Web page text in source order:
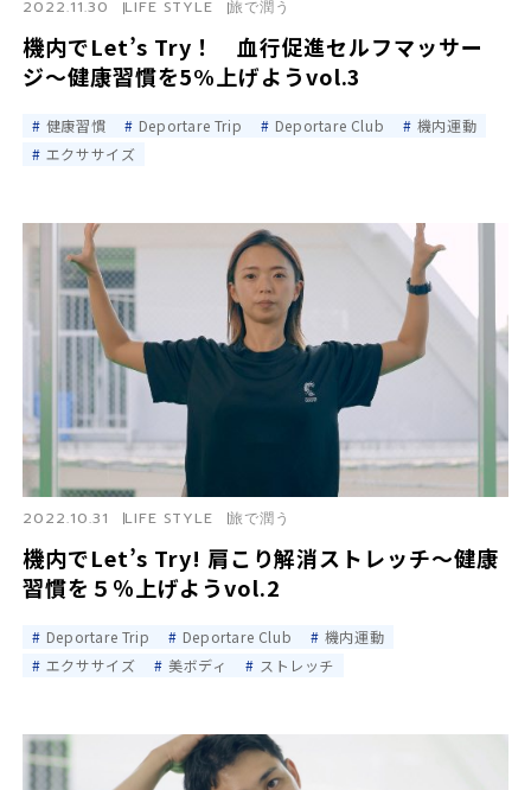
機内でLet’s Try！ 血行促進セルフマッサー
ジ〜健康習慣を5%上げようvol.3
2022.11.30 LIFE STYLE 旅で潤う
健康習慣 Deportare Trip Deportare Club
機内運動
エクササイズ
機内でLet’s Try! 肩こり解消ストレッチ～健康
習慣を５％上げようvol.2
2022.10.31 LIFE STYLE 旅で潤う
Deportare Trip Deportare Club
機内運動
エクササイズ
美ボディ ストレッチ